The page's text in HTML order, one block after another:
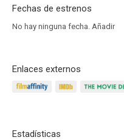
Fechas de estrenos
No hay ninguna fecha. Añadir
Enlaces externos
Estadísticas